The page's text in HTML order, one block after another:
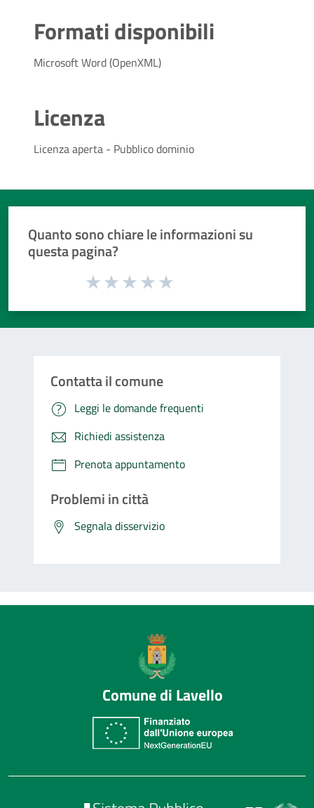
Formati disponibili
Microsoft Word (OpenXML)
Licenza
Licenza aperta - Pubblico dominio
Quanto sono chiare le informazioni su
questa pagina?
Valuta da 1 a 5 stelle la pagina
Contatta il comune
Leggi le domande frequenti
Richiedi assistenza
Prenota appuntamento
Problemi in città
Segnala disservizio
Comune di Lavello